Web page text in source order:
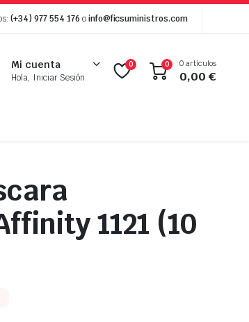
(+34) 977 554 176 oinfo@ficsuministros.com
Mi cuenta
Hola, Iniciar Sesión
0 0 0 artículos
0,00€
1121 (10